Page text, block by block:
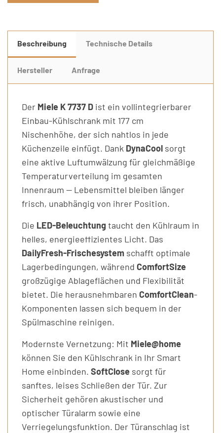
Beschreibung Technische Details
Hersteller Anfrage
Der Miele K 7737 D ist ein vollintegrierbarer
Einbau-Kühlschrank mit 177 cm
Nischenhöhe, der sich nahtlos in jede
Küchenzeile einfügt. Dank DynaCool sorgt
eine aktive Luftumwälzung für gleichmäßige
Temperaturverteilung im gesamten
Innenraum — Lebensmittel bleiben länger
frisch, unabhängig von ihrer Position.
Die LED-Beleuchtungtaucht den Kühlraum in
helles, energieeffizientes Licht. Das
DailyFresh-Frischesystem schafft optimale
Lagerbedingungen, während ComfortSize
großzügige Ablageflächen und Flexibilität
bietet. Die herausnehmbaren ComfortClean-
Komponenten lassen sich bequem in der
Spülmaschine reinigen.
Modernste Vernetzung: Mit Miele@home
können Sie den Kühlschrank in Ihr Smart
Home einbinden. SoftClose sorgt für
sanftes, leises Schließen der Tür. Zur
Sicherheit gehören akustischer und
optischer Türalarm sowie eine
Verriegelungsfunktion. Der Türanschlag ist